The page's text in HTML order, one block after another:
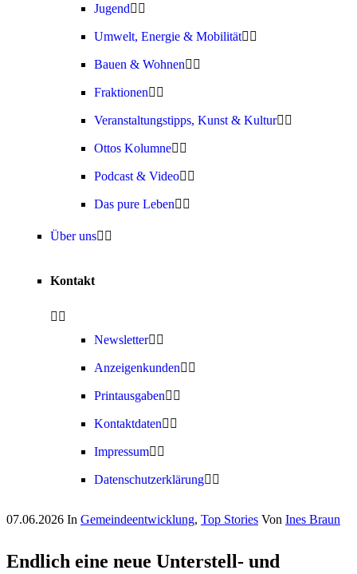
Jugend
Umwelt, Energie & Mobilität
Bauen & Wohnen
Fraktionen
Veranstaltungstipps, Kunst & Kultur
Ottos Kolumne
Podcast & Video
Das pure Leben
Über uns
Kontakt
Newsletter
Anzeigenkunden
Printausgaben
Kontaktdaten
Impressum
Datenschutzerklärung
07.06.2026 In Gemeindeentwicklung, Top Stories Von Ines Braun
Endlich eine neue Unterstell- und